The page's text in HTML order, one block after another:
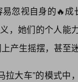
忽视自身的🔥
，她们的个人
产生摇摆，甚至
拉大车”的模式